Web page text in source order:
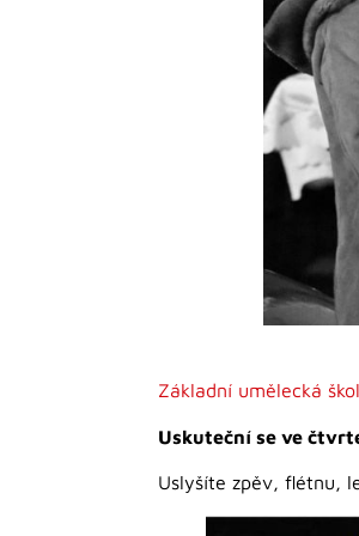
Základní umělecká
Uskuteční se ve
Uslyšíte zpěv, flétnu,